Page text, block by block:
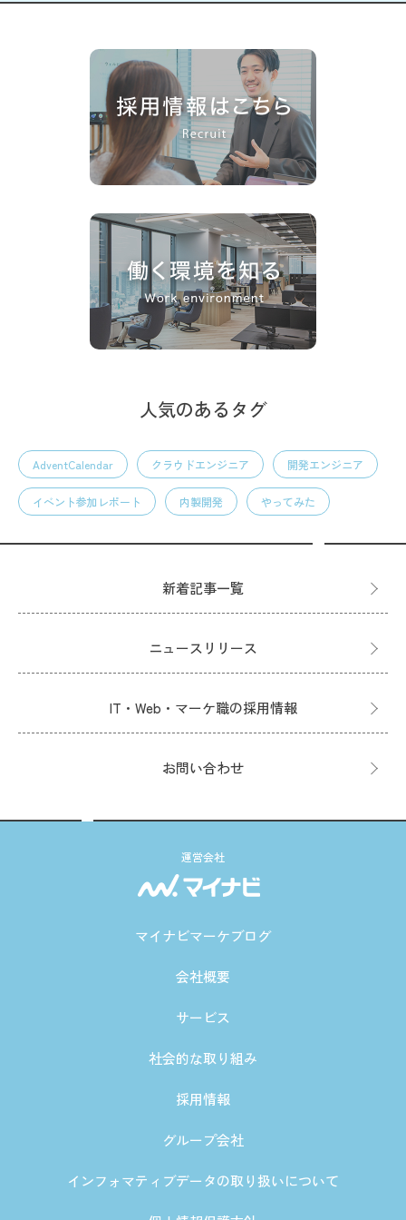
人気のあるタグ
AdventCalendar クラウドエンジニア 開発エンジニア
イベント参加レポート 内製開発 やってみた
新着記事一覧
ニュースリリース
IT・Web・マーケ職の採用情報
お問い合わせ
運営会社
マイナビマーケブログ
会社概要
サービス
社会的な取り組み
採用情報
グループ会社
インフォマティブデータの取り扱いについて